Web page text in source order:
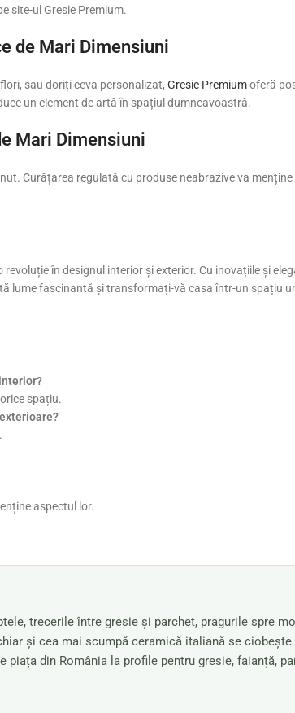
site-ul Gresie Premium.
de Mari Dimensiuni
sau doriți ceva personalizat, Gresie Premiumoferă
un element de artă în spațiul dumneavoastră.
Mari Dimensiuni
Curățarea regulată cu produse neabrazive va
în designul interior și exterior. Cu inovațiile și
lume fascinantă și transformați-vă casa într-un spațiu
spațiu.
aspectul lor.
trecerile între gresie și parchet, pragurile spre
și cea mai scumpă ceramică italiană se ciobește
piața din România la profile pentru gresie, faianță,